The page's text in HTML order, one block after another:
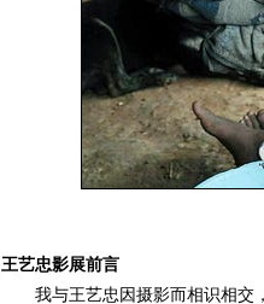
王艺忠影展前言
我与王艺忠因摄影而相识相交，